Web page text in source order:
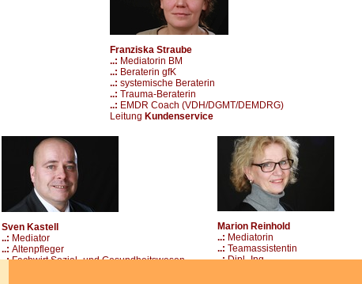
Franziska Straube
..: Mediatorin BM
..: Beraterin gfK
..: systemische Beraterin
..: Trauma-Beraterin
..: EMDR Coach (VDH/DGMT/DEMDRG)
Leitung Kundenservice
Sven Kastell
..: Mediator
..: Altenpfleger
..:Fachwirt Sozial- und Gesundheitswesen
Marion Reinhold
..: Mediatorin
..:Teamassistentin
..:Dipl.-Ing.